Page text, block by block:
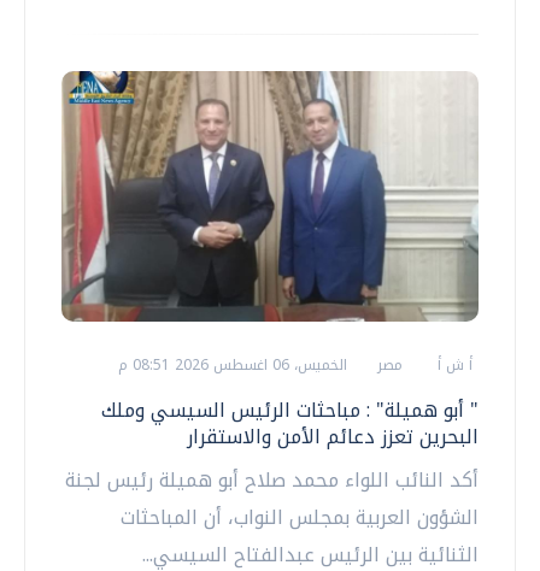
أ ش أ مصر الخميس، 06 اغسطس 2026 08:51 م
" أبو هميلة" : مباحثات الرئيس السيسي وملك
البحرين تعزز دعائم الأمن والاستقرار
أكد النائب اللواء محمد صلاح أبو هميلة رئيس لجنة
الشؤون العربية بمجلس النواب، أن المباحثات
الثنائية بين الرئيس عبدالفتاح السيسي...